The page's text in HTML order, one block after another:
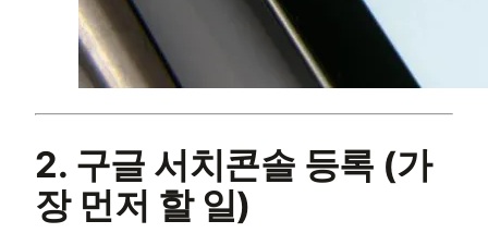
2. 구글 서치콘솔 등록 (가
장 먼저 할 일)